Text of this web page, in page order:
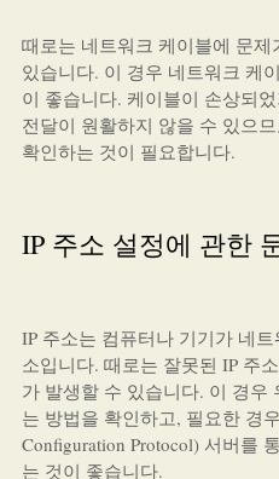
때로는 네트워크 케이블에 문
있습니다. 이 경우 네트워크 케
이 좋습니다. 케이블이 손상되
전달이 원활하지 않을 수 있으
확인하는 것이 필요합니다.
IP 주소 설정에 관한
IP 주소는 컴퓨터나 기기가 네
소입니다. 때로는 잘못된 IP 주
가 발생할 수 있습니다. 이 경우
는 방법을 확인하고, 필요한 경
Configuration Protocol) 서버를
는 것이 좋습니다.